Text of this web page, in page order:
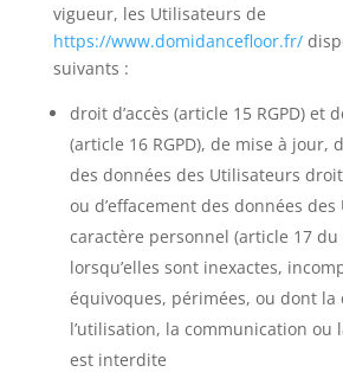
vigueur, les Utilisateurs de
https://www.domidancefloor.fr/
suivants :
droit d’accès (article 15 RGPD) et
(article 16 RGPD), de mise à jour,
des données des Utilisateurs
ou d’effacement des données
caractère personnel (article 17 du
lorsqu’elles sont inexactes,
équivoques, périmées, ou dont la
l’utilisation, la communication ou
est interdite